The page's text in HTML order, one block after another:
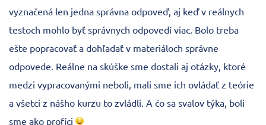
vyznačená len jedna správna odpoveď, aj keď v reálnych
testoch mohlo byť správnych odpovedí viac. Bolo treba
ešte popracovať a dohľadať v materiáloch správne
odpovede. Reálne na skúške sme dostali aj otázky, ktoré
medzi vypracovanými neboli, mali sme ich ovládať z teórie
a všetci z nášho kurzu to zvládli. A čo sa svalov týka, boli
sme ako profíci